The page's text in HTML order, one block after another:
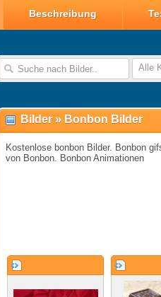
Beschreibung
Alle
Bilder » Bonbon Bilder
Kostenlose bonbon Bilder. Bonbon
von Bonbon. Bonbon Animationen